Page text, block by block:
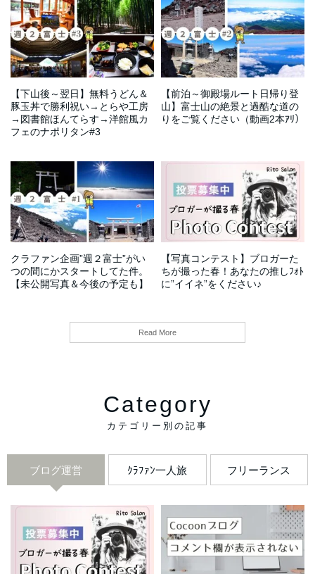
【下山後～翌日】無料うどん＆
豚玉丼で勝利祝い→とらや工房
→図書館ほんてらす→洋館風カ
フェのナポリタン#3
【前泊～御殿場ルート日帰り登
山】富士山の絶景と過酷な道の
りをご覧ください（動画2本ｱﾘ）
クラファン企画”週２富士”がい
つの間にかスタートしてた件。
【未公開写真＆今後の予定も】
【写真コンテスト】ブロガーた
ちが撮った春！あなたの推しﾌｫﾄ
に”イイネ”をください♪
Read More
Category
ブログ運営 ｸﾗﾌｧﾝ一人旅 フリーランス